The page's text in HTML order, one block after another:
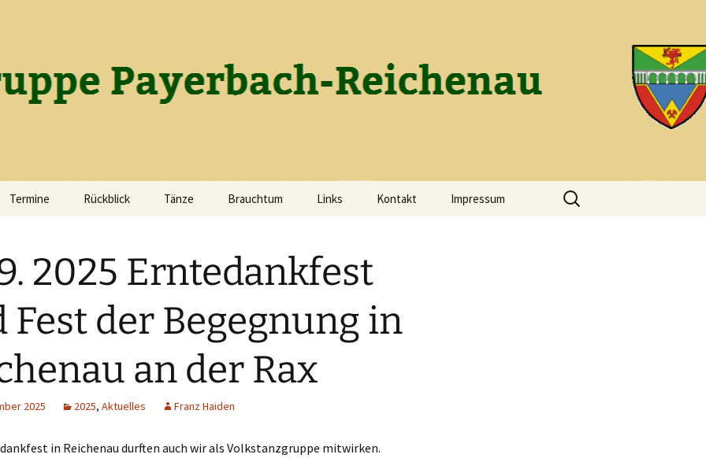
Payerbach-Reichenau
Termine Rückblick
Gruppenfotos
2026
2024
Tänze
Tanzen als Ausgleich zum
Alltag
Brauchtum
Fasching
Maibaumbrauchtum
Advent
Links Kontakt Impressum
Suchen
nach:
2025 Erntedankfest
Fest der Begegnung in
an der Rax
2025 2025, Aktuelles Franz Haiden
in Reichenau durften auch wir als Volkstanzgruppe mitwirken.